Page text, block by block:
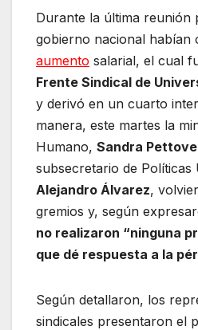
Durante la última reunión
gobierno nacional habían
aumento salarial, el cual
Frente Sindical de
y derivó en un cuarto
manera, este martes la
Humano, Sandra
subsecretario de Políticas
Alejandro Álvarez,
gremios y, según
no realizaron “ninguna
que dé respuesta a la
Según detallaron, los
sindicales presentaron el